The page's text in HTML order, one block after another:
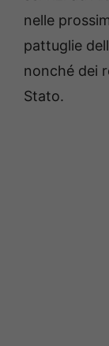
nelle
pattuglie
nonché dei
Stato.